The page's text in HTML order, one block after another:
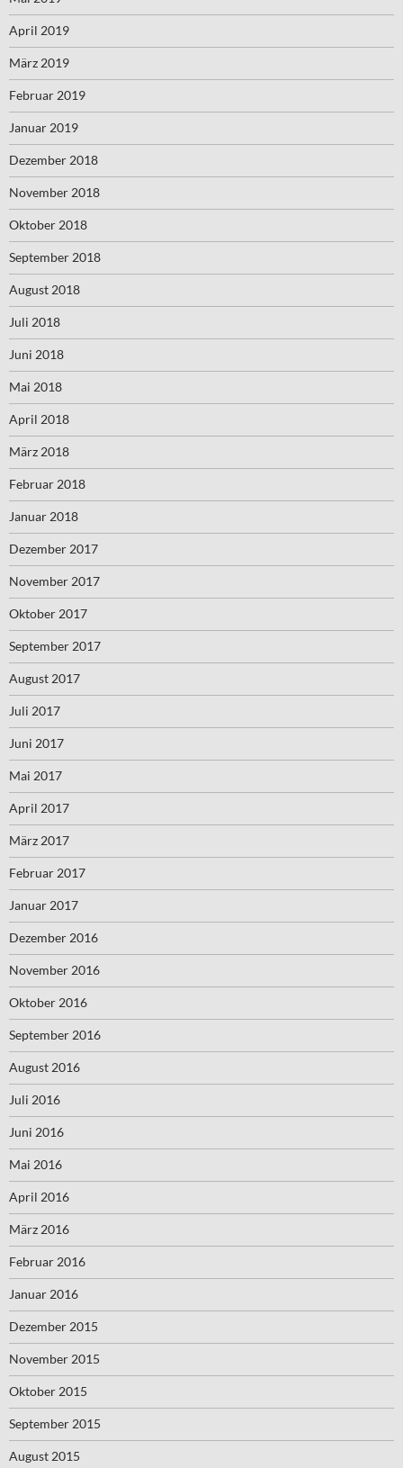
April 2019
März 2019
Februar 2019
Januar 2019
Dezember 2018
November 2018
Oktober 2018
September 2018
August 2018
Juli 2018
Juni 2018
Mai 2018
April 2018
März 2018
Februar 2018
Januar 2018
Dezember 2017
November 2017
Oktober 2017
September 2017
August 2017
Juli 2017
Juni 2017
Mai 2017
April 2017
März 2017
Februar 2017
Januar 2017
Dezember 2016
November 2016
Oktober 2016
September 2016
August 2016
Juli 2016
Juni 2016
Mai 2016
April 2016
März 2016
Februar 2016
Januar 2016
Dezember 2015
November 2015
Oktober 2015
September 2015
August 2015